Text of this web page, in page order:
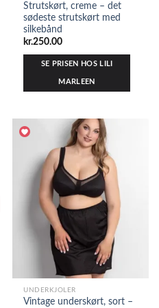
Strutskørt, creme – det
sødeste strutskørt med
silkebånd
kr.250.00
SE PRISEN HOS LILI
MARLEEN
UNDERKJOLER
Vintage underskørt, sort –